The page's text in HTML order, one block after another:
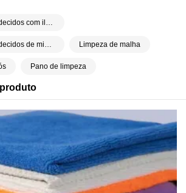
Limpeza de malha
Pano de limpeza